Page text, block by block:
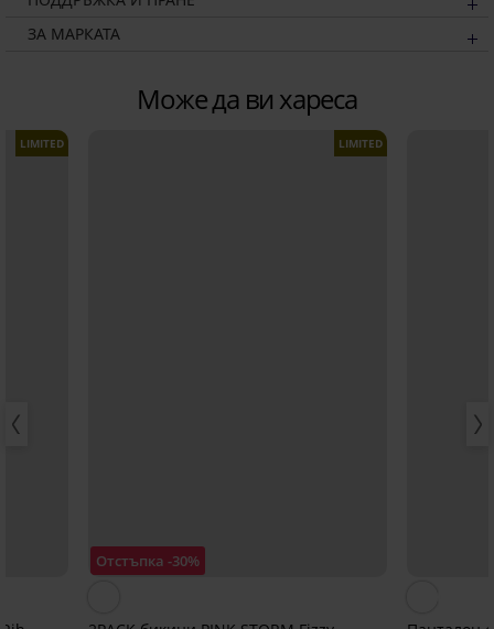
ЗА МАРКАТА
Може да ви хареса
LIMITED
Отстъпка -30%
LIMITED